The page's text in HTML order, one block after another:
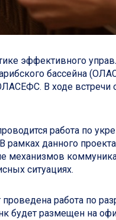
эффективного
бассейна
В ходе встречи
работа по
рамках данного
механизмов
ситуациях.
работа по
будет размещен на